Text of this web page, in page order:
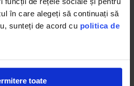
în care alegeți să continuați să
sunteți de acord cu politica de
toate